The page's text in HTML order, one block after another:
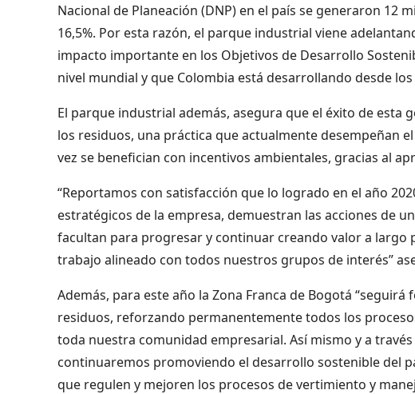
Nacional de Planeación (DNP) en el país se generaron 12
16,5%. Por esta razón, el parque industrial viene
impacto importante en los Objetivos de Desarrollo
nivel mundial y que Colombia está desarrollando desde
El parque industrial además, asegura que el éxito de
los residuos, una práctica que actualmente desempeñan
vez se benefician con incentivos ambientales, gracias al
“Reportamos con satisfacción que lo logrado en el año
estratégicos de la empresa, demuestran las acciones de
facultan para progresar y continuar creando valor a largo
trabajo alineado con todos nuestros grupos de interés”
Además, para este año la Zona Franca de Bogotá
residuos, reforzando permanentemente todos los
toda nuestra comunidad empresarial. Así mismo y a
continuaremos promoviendo el desarrollo sostenible del
que regulen y mejoren los procesos de vertimiento y